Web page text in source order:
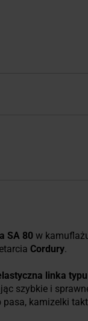
SA 80 w
Cordury.
linka
szybkie i
kamizelki